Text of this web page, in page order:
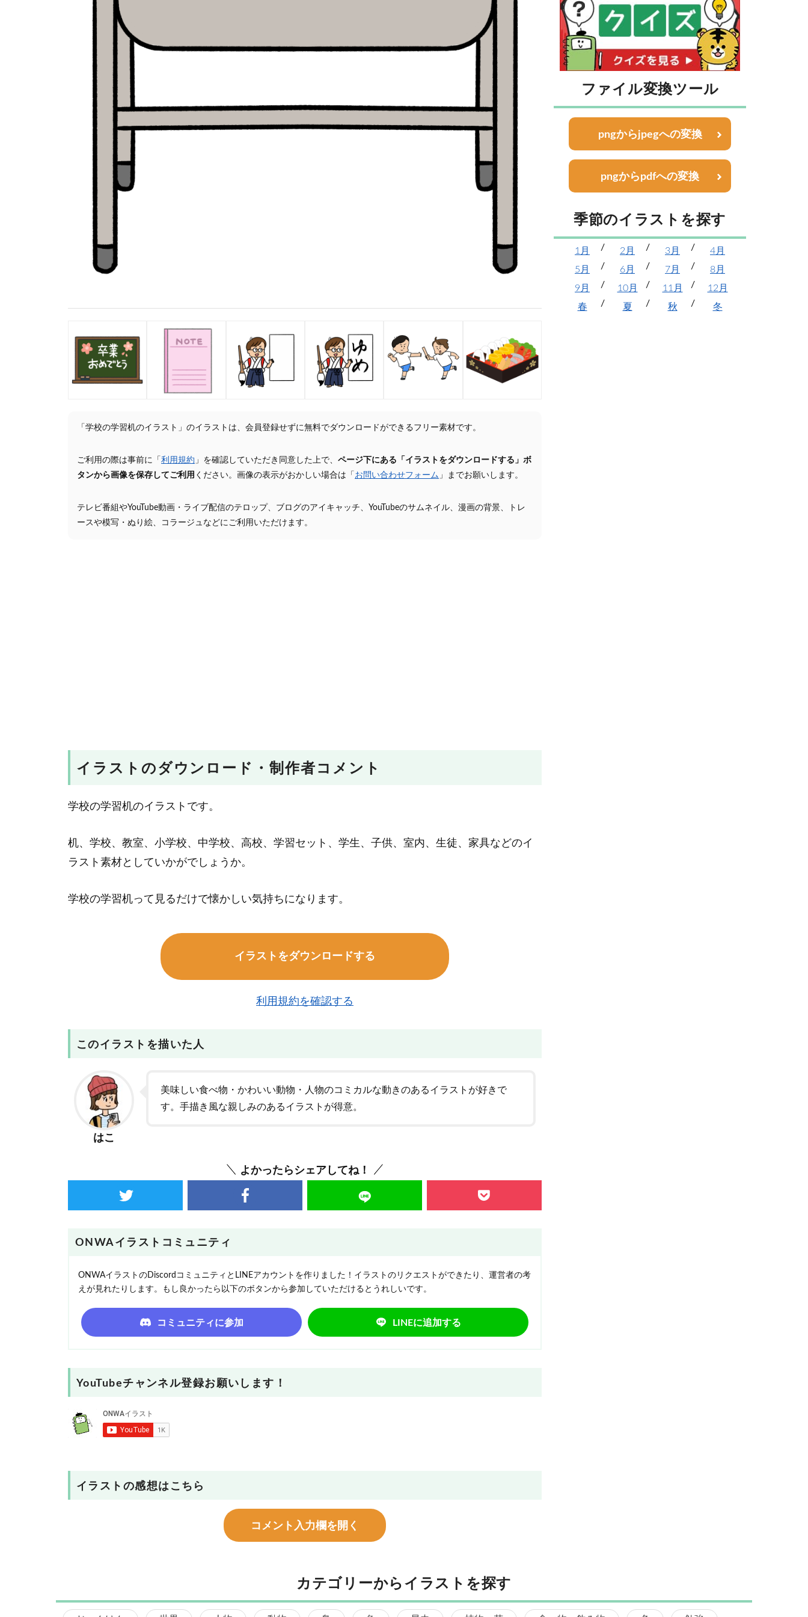
「学校の学習机のイラスト」のイラストは、会員登録せずに無料でダウンロードができるフリー素材です。
ご利用の際は事前に「 利用規約 」を確認していただき同意した上で、 ページ下にある「イラストをダウンロードする」ボ
タンから画像を保存してご利用 ください。画像の表示がおかしい場合は「 お問い合わせフォーム 」までお願いします。
テレビ番組やYouTube動画・ライブ配信のテロップ、ブログのアイキャッチ、YouTubeのサムネイル、漫画の背景、トレ
ースや模写・ぬり絵、コラージュなどにご利用いただけます。
イラストのダウンロード・制作者コメント
学校の学習机のイラストです。
机、学校、教室、小学校、中学校、高校、学習セット、学生、子供、室内、生徒、家具などのイ
ラスト素材としていかがでしょうか。
学校の学習机って見るだけで懐かしい気持ちになります。
イラストをダウンロードする
利用規約を確認する
このイラストを描いた人
はこ
美味しい食べ物・かわいい動物・人物のコミカルな動きのあるイラストが好きで
す。手描き風な親しみのあるイラストが得意。
よかったらシェアしてね！
ONWAイラストコミュニティ
ONWAイラストのDiscordコミュニティとLINEアカウントを作りました！イラストのリクエストができたり、運営者の考
えが見れたりします。もし良かったら以下のボタンから参加していただけるとうれしいです。
コミュニティに参加 LINEに追加する
YouTubeチャンネル登録お願いします！
イラストの感想はこちら
コメント入力欄を開く
ファイル変換ツール
pngからjpegへの変換
pngからpdfへの変換
季節のイラストを探す
1月 2月 3月
4月
5月
6月 7月
8月
9月
10月 11月
12月
春
夏 秋 冬
カテゴリーからイラストを探す